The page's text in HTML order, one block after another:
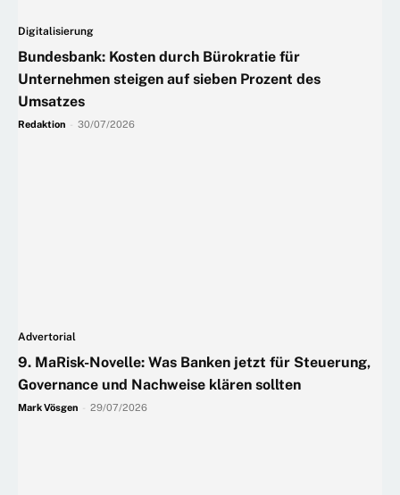
Digitalisierung
Bundesbank: Kosten durch Bürokratie für
Unternehmen steigen auf sieben Prozent des
Umsatzes
Redaktion 30/07/2026
Advertorial
9. MaRisk-Novelle: Was Banken jetzt für Steuerung,
Governance und Nachweise klären sollten
Mark Vösgen 29/07/2026